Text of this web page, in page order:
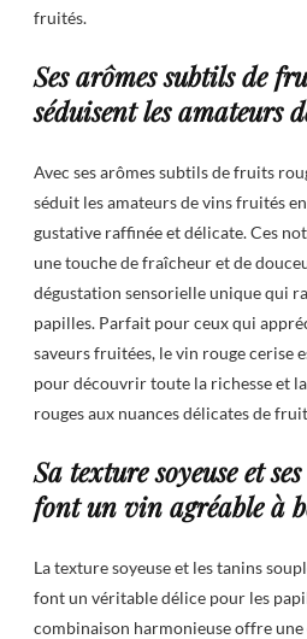
fruités.
Ses arômes subtils de
séduisent les amateurs
Avec ses arômes subtils de fruits
séduit les amateurs de vins fruités
gustative raffinée et délicate. Ces
une touche de fraîcheur et de
dégustation sensorielle unique qui
papilles. Parfait pour ceux qui
saveurs fruitées, le vin rouge cerise
pour découvrir toute la richesse et
rouges aux nuances délicates de
Sa texture soyeuse et
font un vin agréable à
La texture soyeuse et les tanins
font un véritable délice pour les
combinaison harmonieuse offre